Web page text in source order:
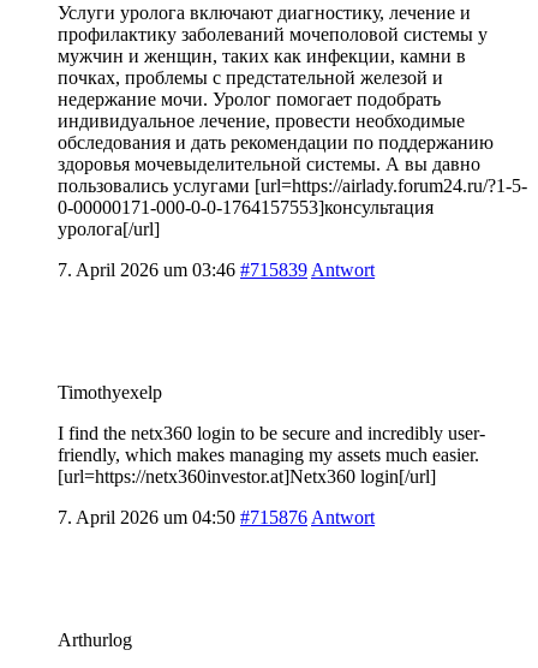
Услуги уролога включают диагностику, лечение и
профилактику заболеваний мочеполовой системы у
мужчин и женщин, таких как инфекции, камни в
почках, проблемы с предстательной железой и
недержание мочи. Уролог помогает подобрать
индивидуальное лечение, провести необходимые
обследования и дать рекомендации по поддержанию
здоровья мочевыделительной системы. А вы давно
пользовались услугами [url=https://airlady.forum24.ru/?1-5-
0-00000171-000-0-0-1764157553]консультация
уролога[/url]
7. April 2026 um 03:46 #715839 Antwort
Timothyexelp
I find the netx360 login to be secure and incredibly user-
friendly, which makes managing my assets much easier.
[url=https://netx360investor.at]Netx360 login[/url]
7. April 2026 um 04:50 #715876 Antwort
Arthurlog